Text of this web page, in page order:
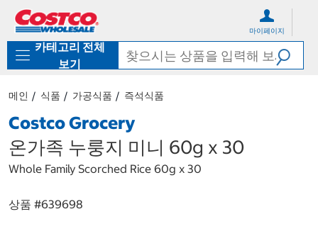
로
기
가
마이페이지
카테고리 전체
보기
메인 식품 가공식품 즉석식품
Costco Grocery
온가족 누룽지 미니 60g x 30
Whole Family Scorched Rice 60g x 30
상품 #639698